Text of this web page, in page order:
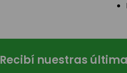
Recibí nuestras